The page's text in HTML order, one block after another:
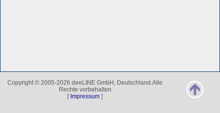
Copyright © 2005-2026 deeLINE GmbH, Deutschland.Alle
Rechte vorbehalten
[ Impressum ]